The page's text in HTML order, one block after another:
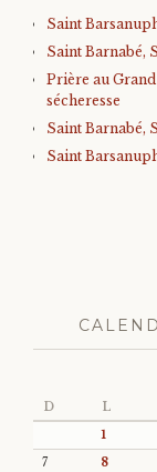
Saint
Saint Barnabé,
Prière au
sécheresse
Saint Barnabé,
Saint
D L
1
7
8